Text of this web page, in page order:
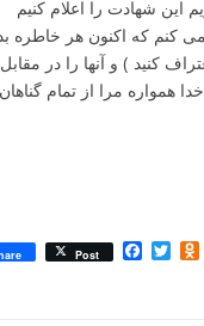
این شهادت را اعلام کنیم
کنم که اکنون هر خاطره
کنید ) و آنها را در مقابل
همواره مرا از تمام
Post